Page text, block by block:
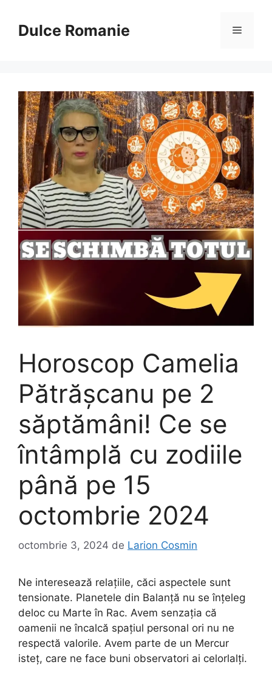
conținutDulce Romanie Meniu
Horoscop Camelia
Pătrășcanu pe 2
săptămâni! Ce se
întâmplă cu zodiile
până pe 15
octombrie 2024
octombrie 3, 2024 de Larion Cosmin
Ne interesează relațiile, căci aspectele sunt
tensionate. Planetele din Balanță nu se înțeleg
deloc cu Marte în Rac. Avem senzația că
oamenii ne încalcă spațiul personal ori nu ne
respectă valorile. Avem parte de un Mercur
isteț, care ne face buni observatori ai celorlalți.